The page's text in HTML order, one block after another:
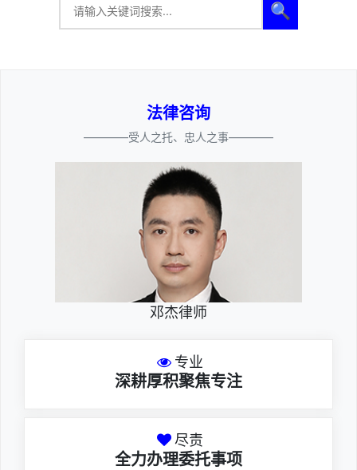
🔍
法律咨询
————受人之托、忠人之事————
邓杰律师
专业
深耕厚积聚焦专注
尽责
全力办理委托事项